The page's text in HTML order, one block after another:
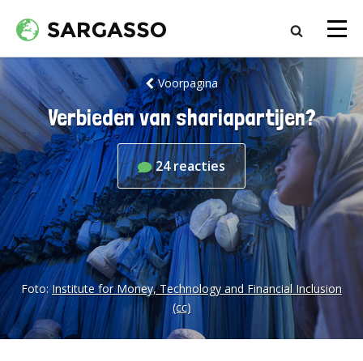
Voorpagina
Verbieden van shariapartijen?
24 reacties
Foto:Institute for Money, Technology and Financial Inclusion
(cc)